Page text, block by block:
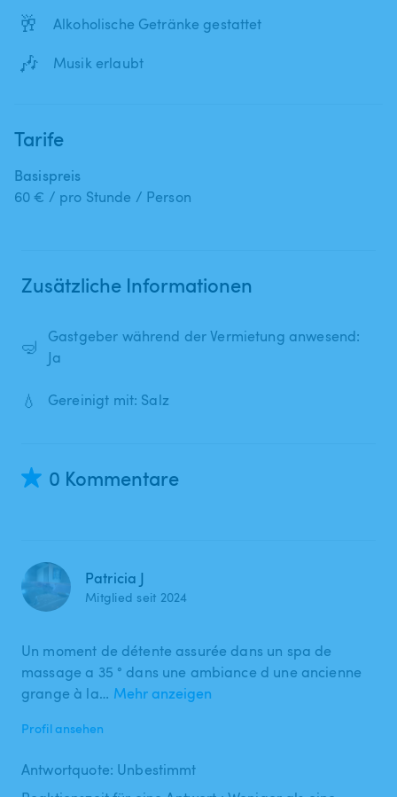
🥂 Alkoholische Getränke gestattet
🎶 Musik erlaubt
Tarife
Basispreis
60 € / pro Stunde / Person
Zusätzliche Informationen
🤿
Gastgeber während der Vermietung anwesend:
Ja
💧 Gereinigt mit: Salz
0 Kommentare
Patricia J
Mitglied seit 2024
Un moment de détente assurée dans un spa de
massage a 35 ° dans une ambiance d une ancienne
grange à la… Mehr anzeigen
Profil ansehen
Antwortquote: Unbestimmt